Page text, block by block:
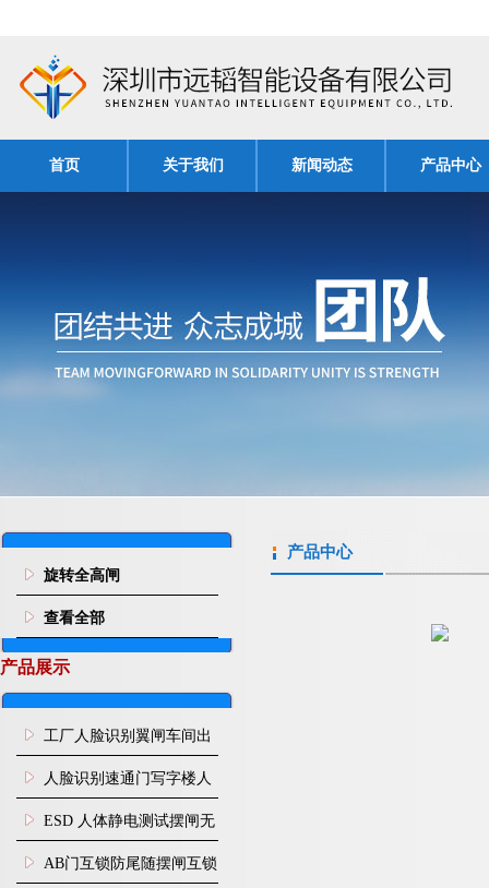
首页 关于我们 新闻动态 产品中心
旋转全高闸
查看全部
产品展示
工厂人脸识别翼闸车间出
入口人行通道门禁
人脸识别速通门写字楼人
行通道闸门禁设备
ESD 人体静电测试摆闸无
尘车间防静电闸机
AB门互锁防尾随摆闸互锁
产品中心